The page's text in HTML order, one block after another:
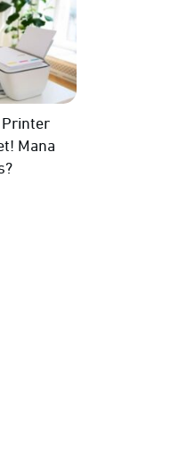
Printer
Mana